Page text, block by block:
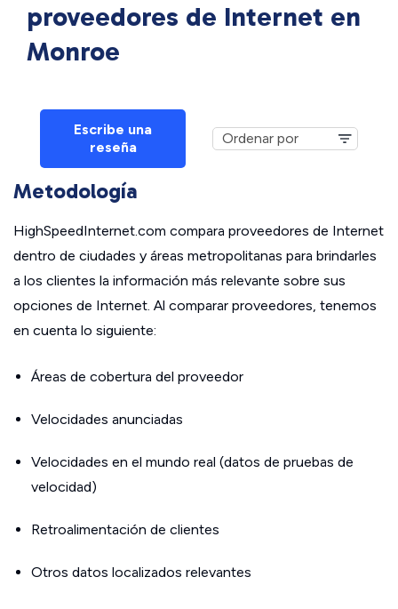
proveedores de Internet en
Monroe
Escribe una
reseña
Metodología
HighSpeedInternet.com compara proveedores de Internet
dentro de ciudades y áreas metropolitanas para brindarles
a los clientes la información más relevante sobre sus
opciones de Internet. Al comparar proveedores, tenemos
en cuenta lo siguiente:
Áreas de cobertura del proveedor
Velocidades anunciadas
Velocidades en el mundo real (datos de pruebas de
velocidad)
Retroalimentación de clientes
Otros datos localizados relevantes